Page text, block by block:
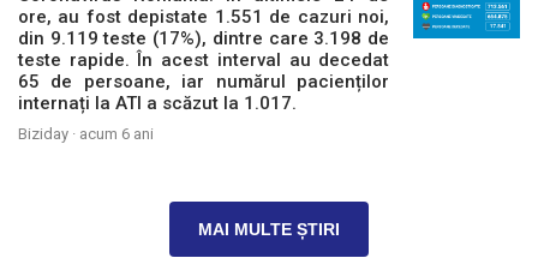
ore, au fost depistate 1.551 de cazuri noi,
din 9.119 teste (17%), dintre care 3.198 de
teste rapide. În acest interval au decedat
65 de persoane, iar numărul pacienților
internați la ATI a scăzut la 1.017.
Biziday · acum 6 ani
MAI MULTE ȘTIRI